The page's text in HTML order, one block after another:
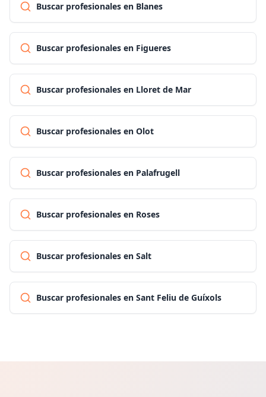
Buscar profesionales en Blanes
Buscar profesionales en Figueres
Buscar profesionales en Lloret de Mar
Buscar profesionales en Olot
Buscar profesionales en Palafrugell
Buscar profesionales en Roses
Buscar profesionales en Salt
Buscar profesionales en Sant Feliu de Guíxols